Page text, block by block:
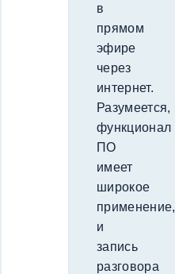
в
прямом
эфире
через
интернет.
Разумеется,
функционал
ПО
имеет
широкое
применение,
и
запись
разговора